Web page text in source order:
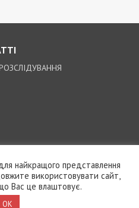
ПРАВА ЗАХИЩЕНІ
найкращого представлення
використовувати сайт,
Вас це влаштовує.
OK